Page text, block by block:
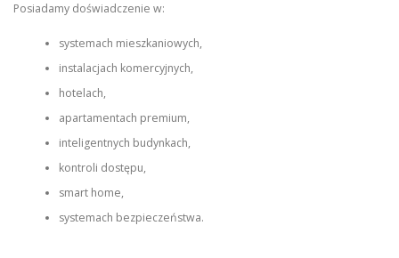
Posiadamy doświadczenie w:
systemach mieszkaniowych,
instalacjach komercyjnych,
hotelach,
apartamentach premium,
inteligentnych budynkach,
kontroli dostępu,
smart home,
systemach bezpieczeństwa.